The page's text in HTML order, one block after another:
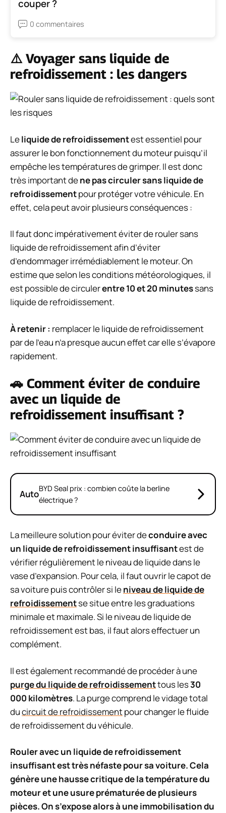
couper ?
0 commentaires
⚠️ Voyager sans liquide de
refroidissement : les dangers
Leliquide de refroidissementest essentiel pour
assurer le bon fonctionnement du moteur puisqu’il
empêche les températures de grimper. Il est donc
très important dene pas circuler sans liquide de
refroidissementpour protéger votre véhicule. En
effet, cela peut avoir plusieurs conséquences :
Il faut donc impérativement éviter de rouler sans
liquide de refroidissement afin d’éviter
d’endommager irrémédiablement le moteur. On
estime que selon les conditions météorologiques, il
est possible de circulerentre 10 et 20 minutessans
liquide de refroidissement.
À retenir : remplacer le liquide de refroidissement
par de l’eau n’a presque aucun effet car elle s’évapore
rapidement.
🚗 Comment éviter de conduire
avec un liquide de
refroidissement insuffisant ?
AutoBYD Seal prix : combien coûte la berline
électrique ?
La meilleure solution pour éviter deconduire avec
un liquide de refroidissement insuffisantest de
vérifier régulièrement le niveau de liquide dans le
vase d’expansion. Pour cela, il faut ouvrir le capot de
sa voiture puis contrôler si leniveau de liquide de
refroidissementse situe entre les graduations
minimale et maximale. Si le niveau de liquide de
refroidissement est bas, il faut alors effectuer un
complément.
Il est également recommandé de procéder à une
purge du liquide de refroidissementtous les30
000 kilomètres. La purge comprend le vidage total
ducircuit de refroidissementpour changer le fluide
de refroidissement du véhicule.
Rouler avec un liquide de refroidissement
insuffisant est très néfaste pour sa voiture. Cela
génère une hausse critique de la température du
moteur et une usure prématurée de plusieurs
pièces. On s’expose alors à une immobilisation du